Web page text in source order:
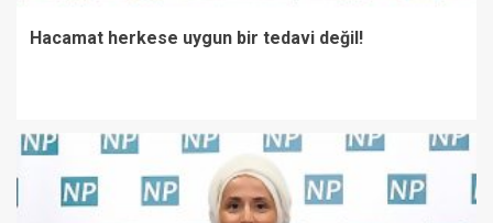
Hacamat herkese uygun bir tedavi değil!